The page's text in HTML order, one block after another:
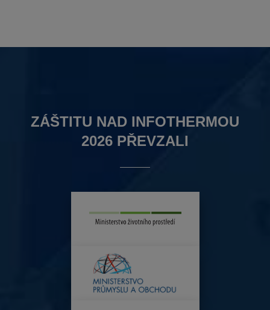
ZÁŠTITU NAD INFOTHERMOU
2026 PŘEVZALI